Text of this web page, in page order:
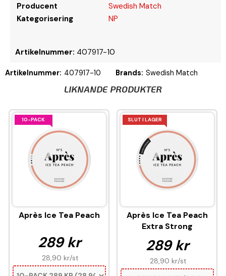
Producent
Swedish Match
Kategorisering
NP
Artikelnummer: 407917-10
Artikelnummer: 407917-10 Brands: Swedish Match
LIKNANDE PRODUKTER
10-PACK
Après Ice Tea Peach
289 kr
28,90 kr/st
SLUT I LAGER
Après Ice Tea Peach
Extra Strong
289 kr
28,90 kr/st